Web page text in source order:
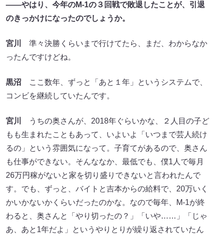
――やはり、今年のM-1の３回戦で敗退したことが、引退
のきっかけになったのでしょうか。
宮川
準々決勝くらいまで行けてたら、まだ、わからなか
ったんですけどね。
黒沼 ここ数年、ずっと「あと１年」というシステムで、
コンビを継続していたんです。
宮川
うちの奥さんが、2018年ぐらいかな、２人目の子ど
もも生まれたこともあって、いよいよ「いつまで芸人続け
るの」という雰囲気になって。子育てがあるので、奥さん
も仕事ができない。そんななか、最低でも、僕1人で毎月
26万円稼がないと家を切り盛りできないと言われたんで
す。でも、ずっと、バイトと吉本からの給料で、20万いく
かいかないかくらいだったのかな。なので毎年、M-1が終
わると、奥さんと「やり切ったの？」「いや……」「じゃ
あ、あと1年だよ」というやりとりが繰り返されていたん